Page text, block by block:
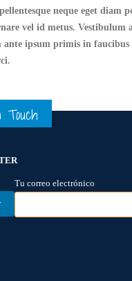
neque eget diam
vel id metus. Vestibulum
ante ipsum primis in
Tu correo electrónico